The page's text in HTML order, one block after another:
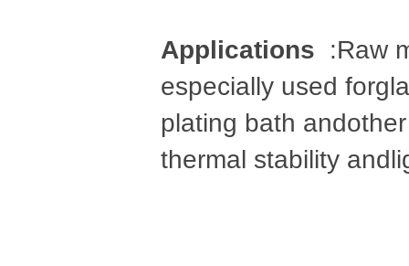
Applications :Raw
especially used
plating bath
thermal stability